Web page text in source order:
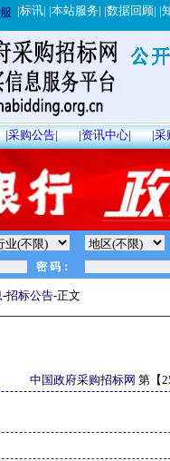
|标讯| |本站服务| |数据回顾| |
|采购公告| |资讯中心| |采
-招标公告-正文
中国政府采购招标网 第【